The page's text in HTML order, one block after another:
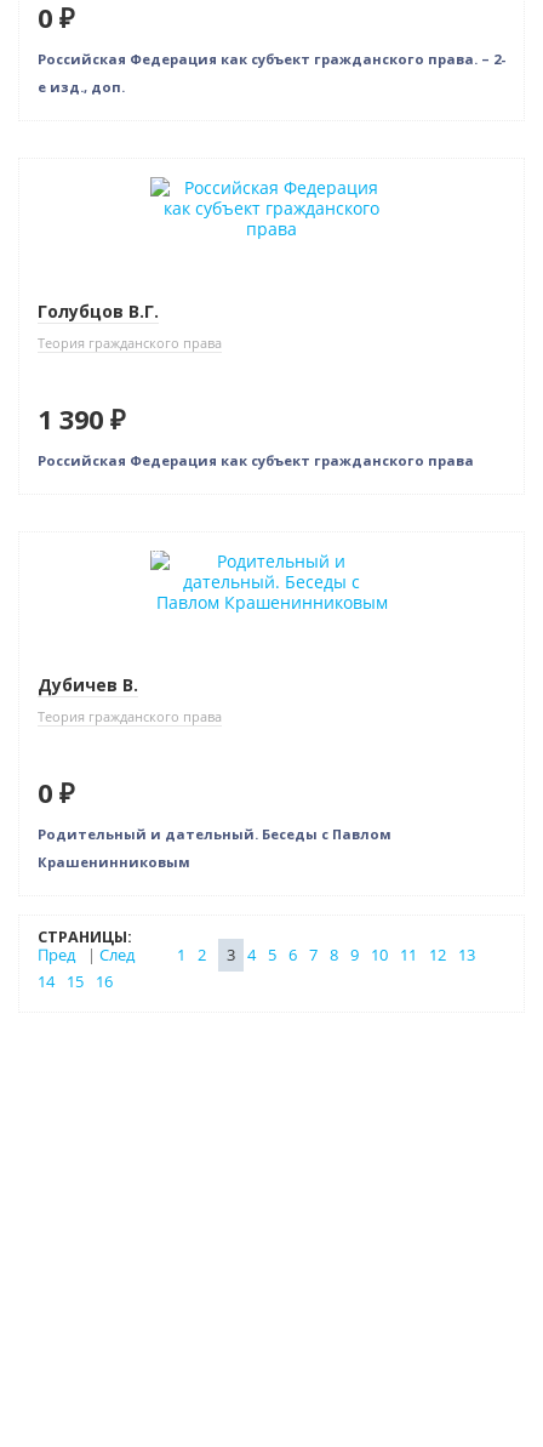
0 ₽
Российская Федерация как субъект гражданского права. – 2-
е изд., доп.
Голубцов В.Г.
Теория гражданского права
1 390 ₽
Российская Федерация как субъект гражданского права
Нет в наличии
Дубичев В.
Теория гражданского права
0 ₽
Родительный и дательный. Беседы с Павлом
Крашенинниковым
СТРАНИЦЫ:
Пред
| След 1 2 3 4 5 6 7 8 9 10 11 12
13
14
15 16